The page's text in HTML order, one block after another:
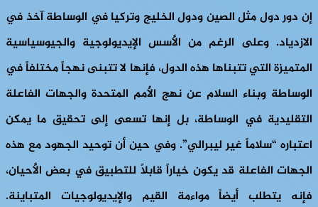
إن دور دول مثل الصين ودول الخليج وتركيا في الوساطة آخذ في
الازدياد. وعلى الرغم من الأسس الإيديولوجية والجيوسياسية
المتميزة التي تتبناها هذه الدول، فإنها لا تتبنى نهجاً مختلفاً في
الوساطة وبناء السلام عن نهج الأمم المتحدة والجهات الفاعلة
التقليدية في الوساطة، بل إنها تسعى إلى تحقيق ما يمكن
اعتباره “سلاماً غير ليبرالي”. وفي حين أن توحيد الجهود مع هذه
الجهات الفاعلة قد يكون خياراً قابلاً للتطبيق في بعض الأحيان،
فإنه يتطلب أيضاً مواءمة القيم والإيديولوجيات المتباينة.